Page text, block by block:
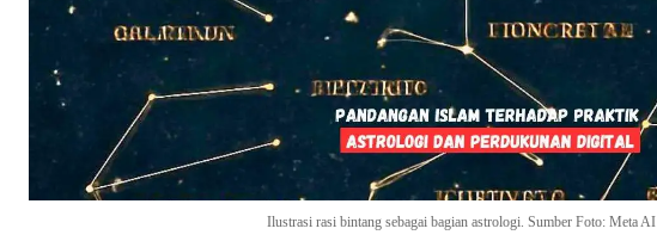
Ilustrasi rasi bintang sebagai bagian astrologi. Sumber Foto: Meta AI